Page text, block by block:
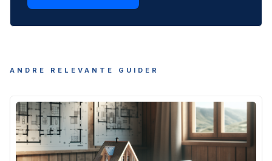
ANDRE RELEVANTE GUIDER